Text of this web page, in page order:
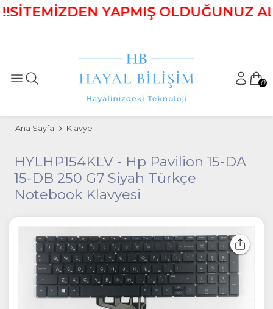
YAPMIŞ OLDUĞUNUZ ALIŞ
0
Ana Sayfa Klavye
HYLHP154KLV - Hp Pavilion 15-DA
15-DB 250 G7 Siyah Türkçe
Notebook Klavyesi